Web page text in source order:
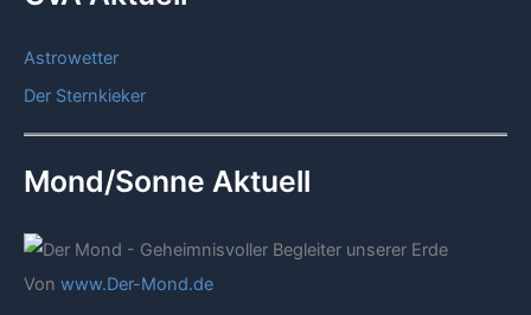
Astrowetter
Der Sternkieker
Mond/Sonne Aktuell
Von www.Der-Mond.de